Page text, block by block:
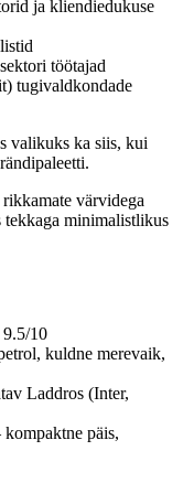
ja kliendiedukuse
töötajad
tugivaldkondade
valikuks ka siis, kui
värvidega
tekkaga minimalistlikus
10
kuldne merevaik,
Laddros (Inter,
päis,